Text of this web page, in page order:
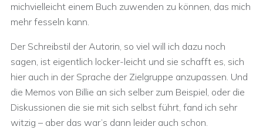
michvielleicht einem Buch zuwenden zu können, das mich
mehr fesseln kann.
Der Schreibstil der Autorin, so viel will ich dazu noch
sagen, ist eigentlich locker-leicht und sie schafft es, sich
hier auch in der Sprache der Zielgruppe anzupassen. Und
die Memos von Billie an sich selber zum Beispiel, oder die
Diskussionen die sie mit sich selbst führt, fand ich sehr
witzig – aber das war’s dann leider auch schon.